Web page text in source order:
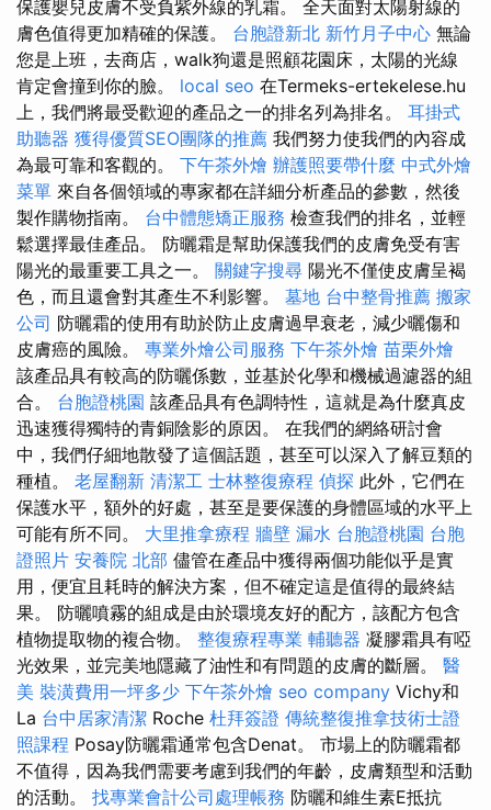
保護嬰兒皮膚不受負紫外線的乳霜。 全天面對太陽射線的
膚色值得更加精確的保護。 台胞證新北 新竹月子中心 無論
您是上班，去商店，walk狗還是照顧花園床，太陽的光線
肯定會撞到你的臉。 local seo 在Termeks-ertekelese.hu
上，我們將最受歡迎的產品之一的排名列為排名。 耳掛式
助聽器 獲得優質SEO團隊的推薦 我們努力使我們的內容成
為最可靠和客觀的。 下午茶外燴 辦護照要帶什麼 中式外燴
菜單 來自各個領域的專家都在詳細分析產品的參數，然後
製作購物指南。 台中體態矯正服務 檢查我們的排名，並輕
鬆選擇最佳產品。 防曬霜是幫助保護我們的皮膚免受有害
陽光的最重要工具之一。 關鍵字搜尋 陽光不僅使皮膚呈褐
色，而且還會對其產生不利影響。 墓地 台中整骨推薦 搬家
公司 防曬霜的使用有助於防止皮膚過早衰老，減少曬傷和
皮膚癌的風險。 專業外燴公司服務 下午茶外燴 苗栗外燴
該產品具有較高的防曬係數，並基於化學和機械過濾器的組
合。 台胞證桃園 該產品具有色調特性，這就是為什麼真皮
迅速獲得獨特的青銅陰影的原因。 在我們的網絡研討會
中，我們仔細地散發了這個話題，甚至可以深入了解豆類的
種植。 老屋翻新 清潔工 士林整復療程 偵探 此外，它們在
保護水平，額外的好處，甚至是要保護的身體區域的水平上
可能有所不同。 大里推拿療程 牆壁 漏水 台胞證桃園 台胞
證照片 安養院 北部 儘管在產品中獲得兩個功能似乎是實
用，便宜且耗時的解決方案，但不確定這是值得的最終結
果。 防曬噴霧的組成是由於環境友好的配方，該配方包含
植物提取物的複合物。 整復療程專業 輔聽器 凝膠霜具有啞
光效果，並完美地隱藏了油性和有問題的皮膚的斷層。 醫
美 裝潢費用一坪多少 下午茶外燴 seo company Vichy和
La 台中居家清潔 Roche 杜拜簽證 傳統整復推拿技術士證
照課程 Posay防曬霜通常包含Denat。 市場上的防曬霜都
不值得，因為我們需要考慮到我們的年齡，皮膚類型和活動
的活動。 找專業會計公司處理帳務 防曬和維生素E抵抗